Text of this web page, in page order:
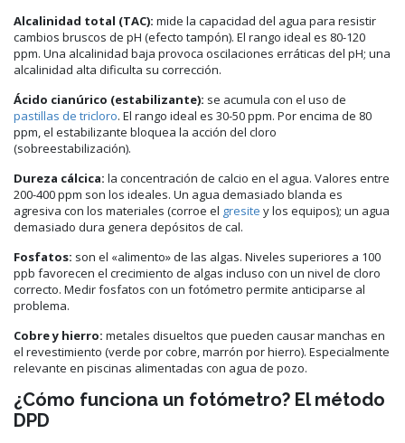
Alcalinidad total (TAC): mide la capacidad del agua para resistir
cambios bruscos de pH (efecto tampón). El rango ideal es 80-120
ppm. Una alcalinidad baja provoca oscilaciones erráticas del pH; una
alcalinidad alta dificulta su corrección.
Ácido cianúrico (estabilizante): se acumula con el uso de
pastillas de tricloro. El rango ideal es 30-50 ppm. Por encima de 80
ppm, el estabilizante bloquea la acción del cloro
(sobreestabilización).
Dureza cálcica: la concentración de calcio en el agua. Valores entre
200-400 ppm son los ideales. Un agua demasiado blanda es
agresiva con los materiales (corroe el gresite y los equipos); un agua
demasiado dura genera depósitos de cal.
Fosfatos: son el «alimento» de las algas. Niveles superiores a 100
ppb favorecen el crecimiento de algas incluso con un nivel de cloro
correcto. Medir fosfatos con un fotómetro permite anticiparse al
problema.
Cobre y hierro: metales disueltos que pueden causar manchas en
el revestimiento (verde por cobre, marrón por hierro). Especialmente
relevante en piscinas alimentadas con agua de pozo.
¿Cómo funciona un fotómetro? El método
DPD